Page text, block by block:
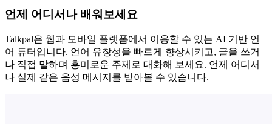
언제 어디서나 배워보세요
Talkpal은 웹과 모바일 플랫폼에서 이용할 수 있는 AI 기반 언
어 튜터입니다. 언어 유창성을 빠르게 향상시키고, 글을 쓰거
나 직접 말하며 흥미로운 주제로 대화해 보세요. 언제 어디서
나 실제 같은 음성 메시지를 받아볼 수 있습니다.